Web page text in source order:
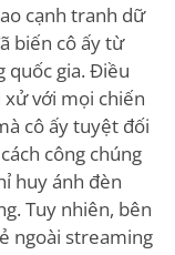
cạnh tranh dữ
biến cô ấy từ
quốc gia. Điều
với mọi chiến
cô ấy tuyệt đối
công chúng
huy ánh đèn
Tuy nhiên, bên
ngoài streaming